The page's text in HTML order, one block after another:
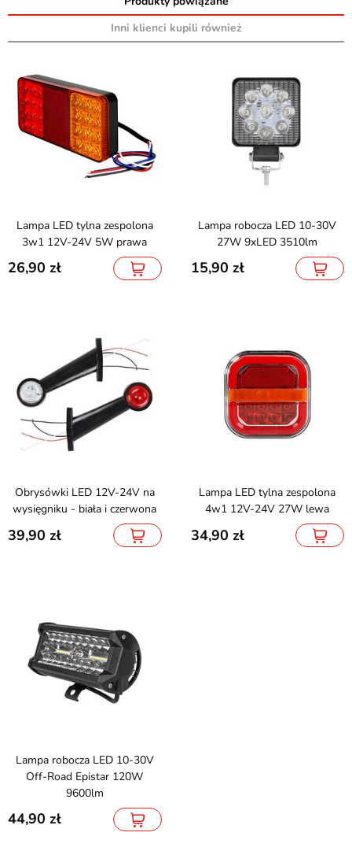
Inni klienci kupili również
Lampa LED tylna zespolona
3w1 12V-24V 5W prawa
26,90
Lampa robocza LED 10-30V
27W 9xLED 3510lm
15,90
Obrysówki LED 12V-24V na
wysięgniku - biała i czerwona
39,90
Lampa LED tylna zespolona
4w1 12V-24V 27W lewa
34,90
Lampa robocza LED 10-30V
Off-Road Epistar 120W
9600lm
44,90